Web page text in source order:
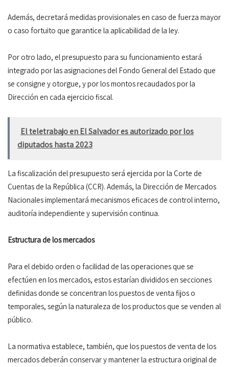
Además, decretará medidas provisionales en caso de fuerza mayor
o caso fortuito que garantice la aplicabilidad de la ley.
Por otro lado, el presupuesto para su funcionamiento estará
integrado por las asignaciones del Fondo General del Estado que
se consigne y otorgue, y por los montos recaudados por la
Dirección en cada ejercicio fiscal.
El teletrabajo en El Salvador es autorizado por los
diputados hasta 2023
La fiscalización del presupuesto será ejercida por la Corte de
Cuentas de la República (CCR). Además, la Dirección de Mercados
Nacionales implementará mecanismos eficaces de control interno,
auditoría independiente y supervisión continua.
Estructura de los mercados
Para el debido orden o facilidad de las operaciones que se
efectúen en los mercados, estos estarían divididos en secciones
definidas donde se concentran los puestos de venta fijos o
temporales, según la naturaleza de los productos que se venden al
público.
La normativa establece, también, que los puestos de venta de los
mercados deberán conservar y mantener la estructura original de